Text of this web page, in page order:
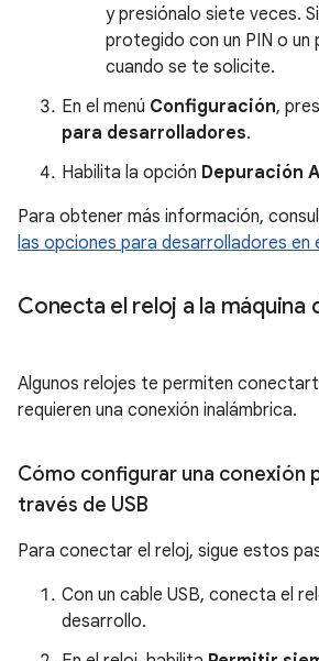
y presiónalo siete veces.
protegido con un PIN o un
cuando se te solicite.
En el menú Configuración,
para desarrolladores.
Habilita la opción Depuración
Para obtener más información,
las opciones para desarrolladores en
Conecta el reloj a la máquina
Algunos relojes te permiten
requieren una conexión inalámbrica.
Cómo configurar una conexión
través de USB
Para conectar el reloj, sigue estos
Con un cable USB, conecta el
desarrollo.